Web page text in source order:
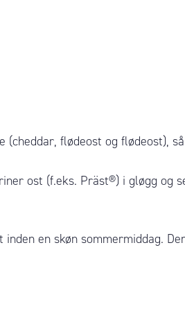
flødeost og flødeost),
ost (f.eks. Präst®) i gløgg og
en skøn sommermiddag.